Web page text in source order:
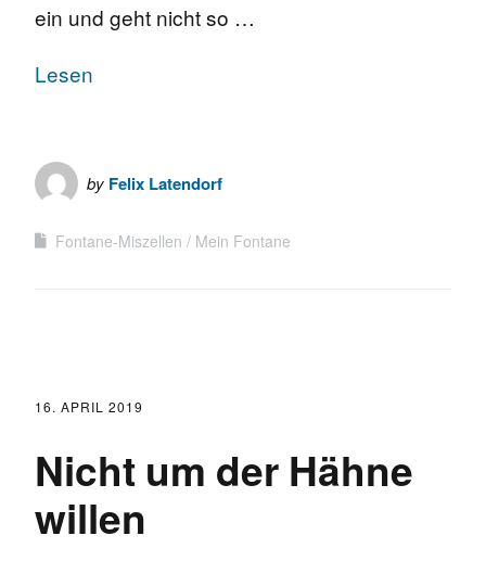
ein und geht nicht so …
Lesen
by Felix Latendorf
Fontane-Miszellen Mein Fontane
16. APRIL 2019
Nicht um der Hähne
willen